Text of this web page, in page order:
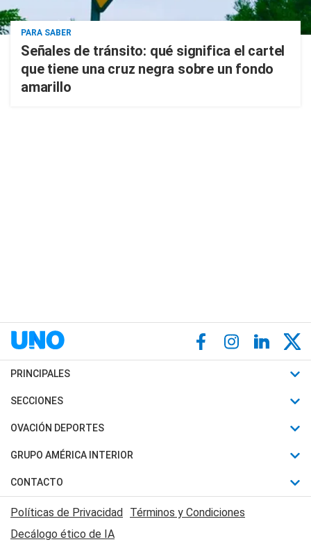
PARA SABER
Señales de tránsito: qué significa el cartel
que tiene una cruz negra sobre un fondo
amarillo
PRINCIPALES
Últimas Noticias
Política
Judiciales
Economia
SECCIONES
Horóscopo
Motores
Trucos caseros
Series y Películas
Edictos y Solicitadas
OVACIÓN DEPORTES
Fútbol
Mundial
Automovilismo
Rugby
GRUPO AMÉRICA INTERIOR
Canal 7 en Vivo
CONTACTO
Acerca de Nosotros
Contactanos
Políticas de Privacidad Términos y Condiciones
Decálogo ético de IA